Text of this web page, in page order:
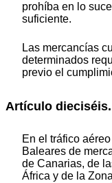
prohíba en lo
suficiente.
Las mercancías
determinados
previo el
Artículo dieciséis.
En el tráfico
Baleares de
de Canarias, de
África y de la